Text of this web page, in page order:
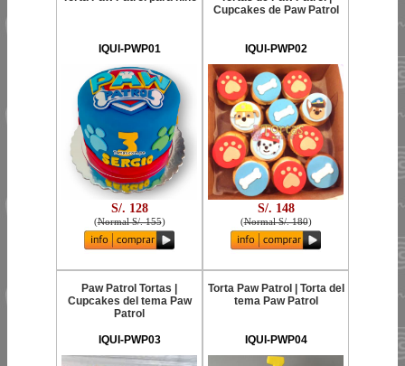
IQUI-PWP01
S/. 128
(Normal S/. 155)
Cupcakes de Paw Patrol
IQUI-PWP02
S/. 148
(Normal S/. 180)
Paw Patrol Tortas |
Cupcakes del tema Paw
Patrol
IQUI-PWP03
Torta Paw Patrol | Torta del
tema Paw Patrol
IQUI-PWP04